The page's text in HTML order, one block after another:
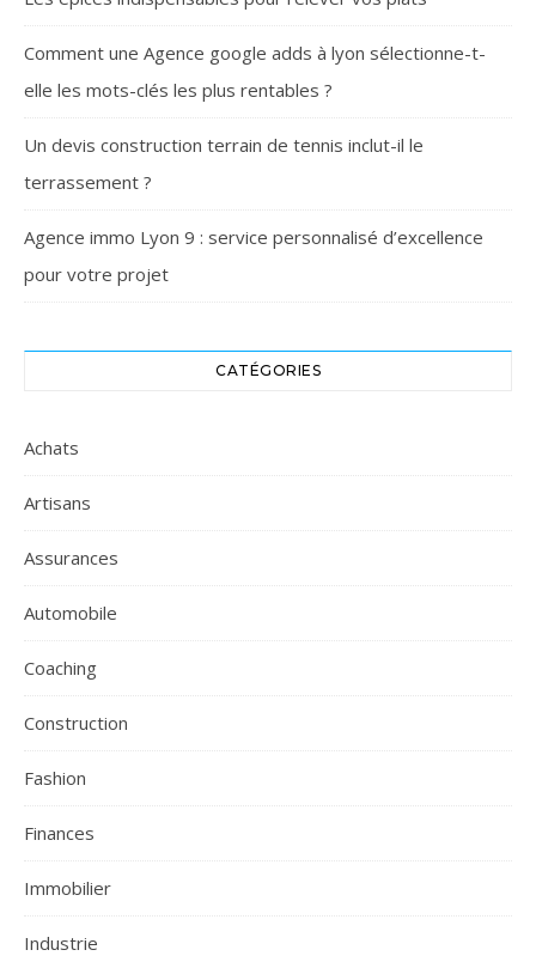
Comment une Agence google adds à lyon sélectionne-t-
elle les mots-clés les plus rentables ?
Un devis construction terrain de tennis inclut-il le
terrassement ?
Agence immo Lyon 9 : service personnalisé d’excellence
pour votre projet
CATÉGORIES
Achats
Artisans
Assurances
Automobile
Coaching
Construction
Fashion
Finances
Immobilier
Industrie